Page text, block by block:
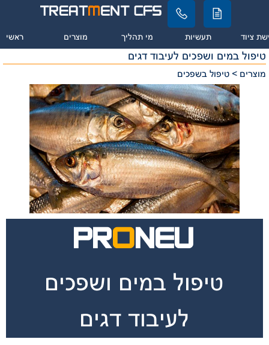
ראשי מוצרים מי תהליך תעשיות ציוד
טיפול במים ושפכים לעיבוד דגים
מוצרים > טיפול בשפכים
PRONEU
טיפול במים ושפכים
לעיבוד דגים